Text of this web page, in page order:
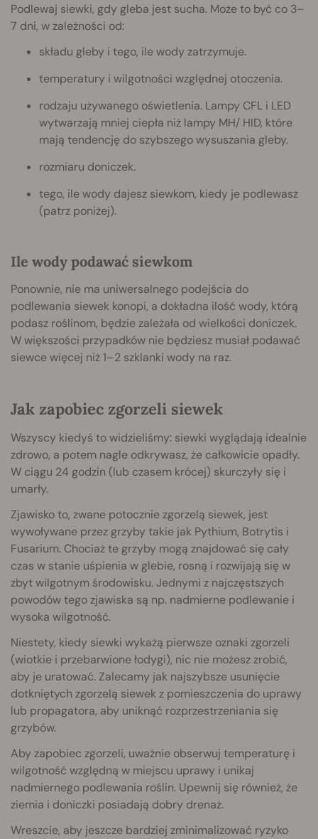
Podlewaj siewki, gdy gleba jest sucha. Może to być co 3–
7 dni, w zależności od:
składu gleby i tego, ile wody zatrzymuje.
temperatury i wilgotności względnej otoczenia.
rodzaju używanego oświetlenia. Lampy CFL i LED
wytwarzają mniej ciepła niż lampy MH/ HID, które
mają tendencję do szybszego wysuszania gleby.
rozmiaru doniczek.
tego, ile wody dajesz siewkom, kiedy je podlewasz
(patrz poniżej).
Ile wody podawać siewkom
Ponownie, nie ma uniwersalnego podejścia do
podlewania siewek konopi, a dokładna ilość wody, którą
podasz roślinom, będzie zależała od wielkości doniczek.
W większości przypadków nie będziesz musiał podawać
siewce więcej niż 1–2 szklanki wody na raz.
Jak zapobiec zgorzeli siewek
Wszyscy kiedyś to widzieliśmy: siewki wyglądają idealnie
zdrowo, a potem nagle odkrywasz, że całkowicie opadły.
W ciągu 24 godzin (lub czasem krócej) skurczyły się i
umarły.
Zjawisko to, zwane potocznie zgorzelą siewek, jest
wywoływane przez grzyby takie jak Pythium, Botrytis i
Fusarium. Chociaż te grzyby mogą znajdować się cały
czas w stanie uśpienia w glebie, rosną i rozwijają się w
zbyt wilgotnym środowisku. Jednymi z najczęstszych
powodów tego zjawiska są np. nadmierne podlewanie i
wysoka wilgotność.
Niestety, kiedy siewki wykażą pierwsze oznaki zgorzeli
(wiotkie i przebarwione łodygi), nic nie możesz zrobić,
aby je uratować. Zalecamy jak najszybsze usunięcie
dotkniętych zgorzelą siewek z pomieszczenia do uprawy
lub propagatora, aby uniknąć rozprzestrzeniania się
grzybów.
Aby zapobiec zgorzeli, uważnie obserwuj temperaturę i
wilgotność względną w miejscu uprawy i unikaj
nadmiernego podlewania roślin. Upewnij się również, że
ziemia i doniczki posiadają dobry drenaż.
Wreszcie, aby jeszcze bardziej zminimalizować ryzyko